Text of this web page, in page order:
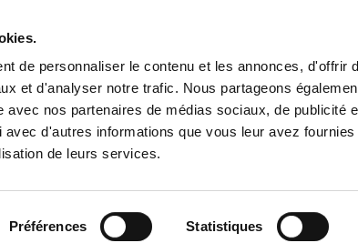
de personnaliser le contenu et les annonces, d'offrir
et d'analyser notre trafic. Nous partageons
avec nos partenaires de médias sociaux, de publicité
d'autres informations que vous leur avez
de leurs services.
Préférences Statistiques
ENTREPRISE PRODUITS VIDEO BLOG